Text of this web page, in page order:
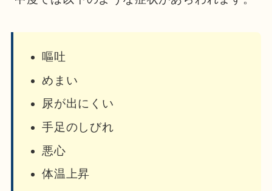
嘔吐
めまい
尿が出にくい
手足のしびれ
悪心
体温上昇